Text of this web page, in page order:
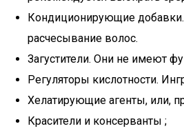
Кондиционирующие добавки.
расчесывание волос.
Загустители. Они не имеют
Регуляторы кислотности.
Хелатирующие агенты, или,
Красители и консерванты ;